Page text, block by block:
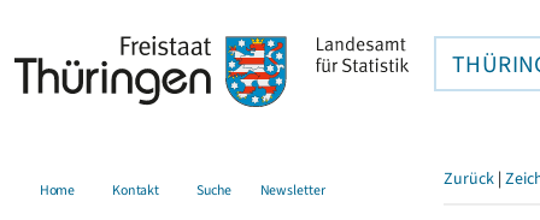
Home Kontakt Suche Newsletter Zurück |